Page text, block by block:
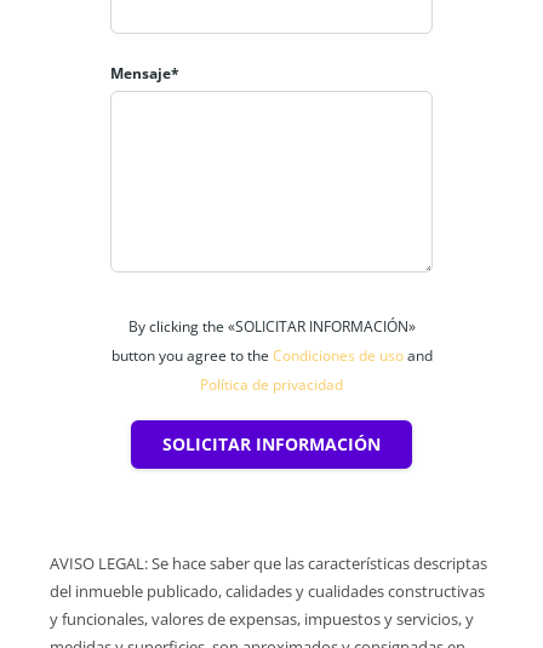
Mensaje*
By clicking the «SOLICITAR INFORMACIÓN»
button you agree to the Condiciones de usoand
Política de privacidad
SOLICITAR INFORMACIÓN
AVISO LEGAL: Se hace saber que las características descriptas
del inmueble publicado, calidades y cualidades constructivas
y funcionales, valores de expensas, impuestos y servicios, y